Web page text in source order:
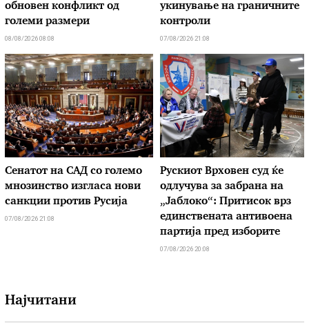
обновен конфликт од
големи размери
08/08/2026 08:08
укинување на граничните
контроли
07/08/2026 21:08
Сенатот на САД со големо
мнозинство изгласа нови
санкции против Русија
07/08/2026 21:08
Рускиот Врховен суд ќе
одлучува за забрана на
„Јаблоко“: Притисок врз
единствената антивоена
партија пред изборите
07/08/2026 20:08
Најчитани